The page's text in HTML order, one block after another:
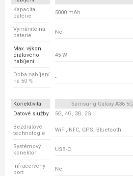
Kapacita
baterie
5000 mAh
Vyměnitelná
baterie
Ne
Max. výkon
drátového
nabíjení
45 W
Doba nabíjení
na 50 %
-
Konektivita Samsung Galaxy A36 5G
Datové služby
5G, 4G, 3G, 2G
Bezdrátové
technologie
WiFi, NFC, GPS, Bluetooth
Systémový
konektor
USB-C
Infračervený
port
Ne